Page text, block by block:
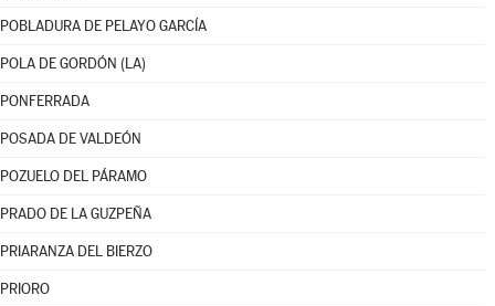
POBLADURA DE PELAYO GARCÍA
POLA DE GORDÓN (LA)
PONFERRADA
POSADA DE VALDEÓN
POZUELO DEL PÁRAMO
PRADO DE LA GUZPEÑA
PRIARANZA DEL BIERZO
PRIORO